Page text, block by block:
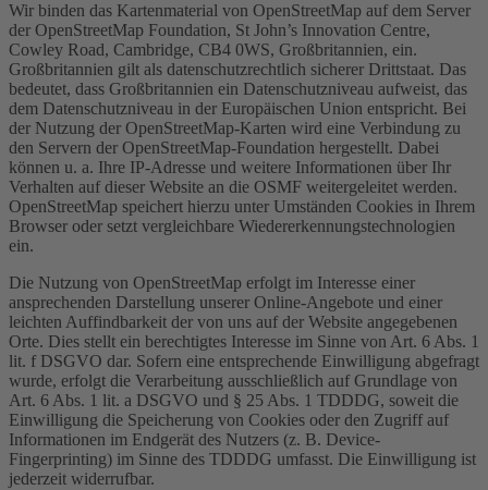
Wir binden das Kartenmaterial von OpenStreetMap auf dem Server
der OpenStreetMap Foundation, St John’s Innovation Centre,
Cowley Road, Cambridge, CB4 0WS, Großbritannien, ein.
Großbritannien gilt als datenschutzrechtlich sicherer Drittstaat. Das
bedeutet, dass Großbritannien ein Datenschutzniveau aufweist, das
dem Datenschutzniveau in der Europäischen Union entspricht. Bei
der Nutzung der OpenStreetMap-Karten wird eine Verbindung zu
den Servern der OpenStreetMap-Foundation hergestellt. Dabei
können u. a. Ihre IP-Adresse und weitere Informationen über Ihr
Verhalten auf dieser Website an die OSMF weitergeleitet werden.
OpenStreetMap speichert hierzu unter Umständen Cookies in Ihrem
Browser oder setzt vergleichbare Wiedererkennungstechnologien
ein.
Die Nutzung von OpenStreetMap erfolgt im Interesse einer
ansprechenden Darstellung unserer Online-Angebote und einer
leichten Auffindbarkeit der von uns auf der Website angegebenen
Orte. Dies stellt ein berechtigtes Interesse im Sinne von Art. 6 Abs. 1
lit. f DSGVO dar. Sofern eine entsprechende Einwilligung abgefragt
wurde, erfolgt die Verarbeitung ausschließlich auf Grundlage von
Art. 6 Abs. 1 lit. a DSGVO und § 25 Abs. 1 TDDDG, soweit die
Einwilligung die Speicherung von Cookies oder den Zugriff auf
Informationen im Endgerät des Nutzers (z. B. Device-
Fingerprinting) im Sinne des TDDDG umfasst. Die Einwilligung ist
jederzeit widerrufbar.